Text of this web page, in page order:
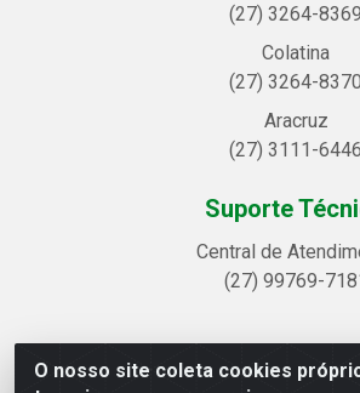
O nosso site coleta cookies
(27) 3264-8369
Colatina
(27) 3264-8370
Aracruz
(27) 3111-6446
Suporte
Central de
(27) 99769-
Linhavix Distribuidora LTDA - Avenida